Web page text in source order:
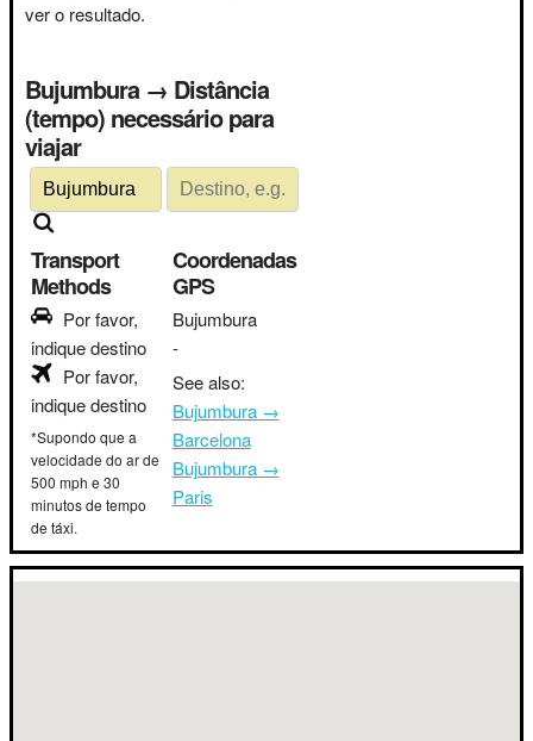
ver o resultado.
Bujumbura → Distância
(tempo) necessário para
viajar
Transport
Methods
Por favor,
indique destino
Por favor,
indique destino
*Supondo que a
velocidade do ar de
500 mph e 30
minutos de tempo
de táxi.
Coordenadas
GPS
Bujumbura
-
See also:
Bujumbura →
Barcelona
Bujumbura →
Paris